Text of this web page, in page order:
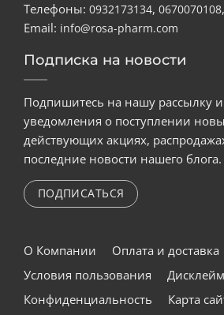
Телефоны: 0932173134, 0670070108,
Email: info@rosa-pharm.com
Подписка на новости
Подпишитесь на нашу рассылку
уведомления о поступлении
действующих акциях,
последние новости нашего блога.
ПОДПИСАТЬСЯ
О Компании
Оплата и доставка
Условия пользования
Конфиденциальность
Карта